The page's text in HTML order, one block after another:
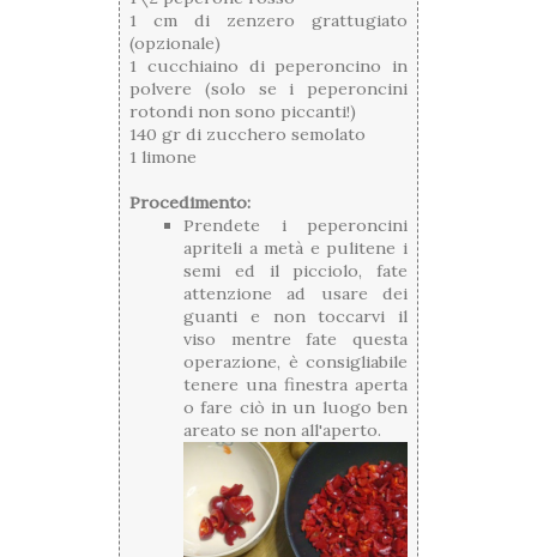
1 cm di zenzero grattugiato
(opzionale)
1 cucchiaino di peperoncino in
polvere (solo se i peperoncini
rotondi non sono piccanti!)
140 gr di zucchero semolato
1 limone
Procedimento:
Prendete i peperoncini
apriteli a metà e pulitene i
semi ed il picciolo, fate
attenzione ad usare dei
guanti e non toccarvi il
viso mentre fate questa
operazione, è consigliabile
tenere una finestra aperta
o fare ciò in un luogo ben
areato se non all'aperto.